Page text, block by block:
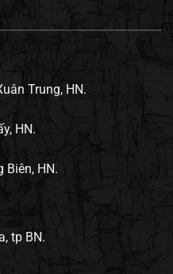
Trung, HN.
HN.
Biên, HN.
tp BN.